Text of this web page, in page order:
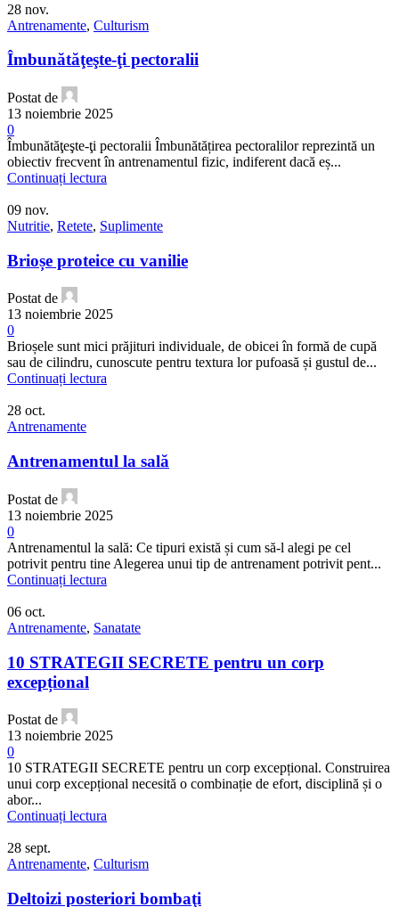
28 nov.
Antrenamente, Culturism
Îmbunătăţeşte-ţi pectoralii
Postat de
13 noiembrie 2025
0
Îmbunătăţeşte-ţi pectoralii Îmbunătățirea pectoralilor reprezintă un
obiectiv frecvent în antrenamentul fizic, indiferent dacă eș...
Continuați lectura
09 nov.
Nutritie, Retete, Suplimente
Brioșe proteice cu vanilie
Postat de
13 noiembrie 2025
0
Brioșele sunt mici prăjituri individuale, de obicei în formă de cupă
sau de cilindru, cunoscute pentru textura lor pufoasă și gustul de...
Continuați lectura
28 oct.
Antrenamente
Antrenamentul la sală
Postat de
13 noiembrie 2025
0
Antrenamentul la sală: Ce tipuri există și cum să-l alegi pe cel
potrivit pentru tine Alegerea unui tip de antrenament potrivit pent...
Continuați lectura
06 oct.
Antrenamente, Sanatate
10 STRATEGII SECRETE pentru un corp
excepțional
Postat de
13 noiembrie 2025
0
10 STRATEGII SECRETE pentru un corp excepțional. Construirea
unui corp excepțional necesită o combinație de efort, disciplină și o
abor...
Continuați lectura
28 sept.
Antrenamente, Culturism
Deltoizi posteriori bombaţi